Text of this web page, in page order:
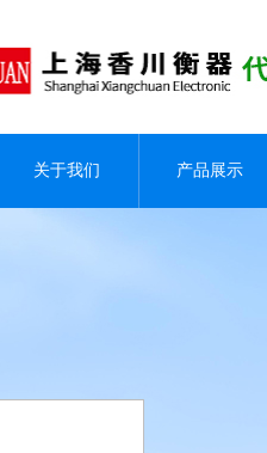
关于我们 产品展示